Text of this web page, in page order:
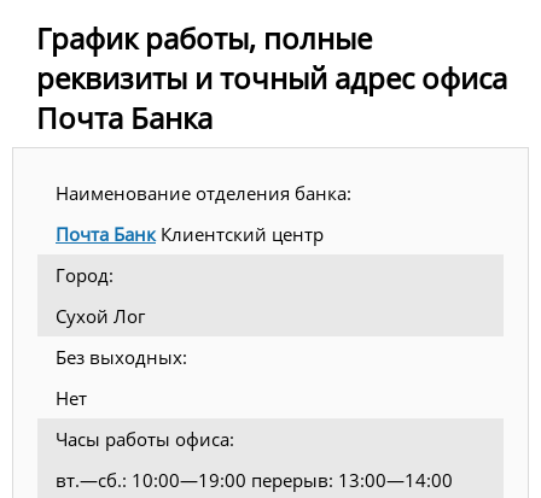
График работы, полные
реквизиты и точный адрес офиса
Почта Банка
Наименование отделения банка:
Почта БанкКлиентский центр
Город:
Сухой Лог
Без выходных:
Нет
Часы работы офиса:
вт.—сб.: 10:00—19:00 перерыв: 13:00—14:00